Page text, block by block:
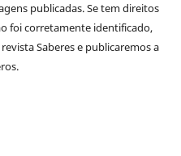
publicadas. Se tem direitos
foi corretamente identificado,
Saberes e publicaremos a